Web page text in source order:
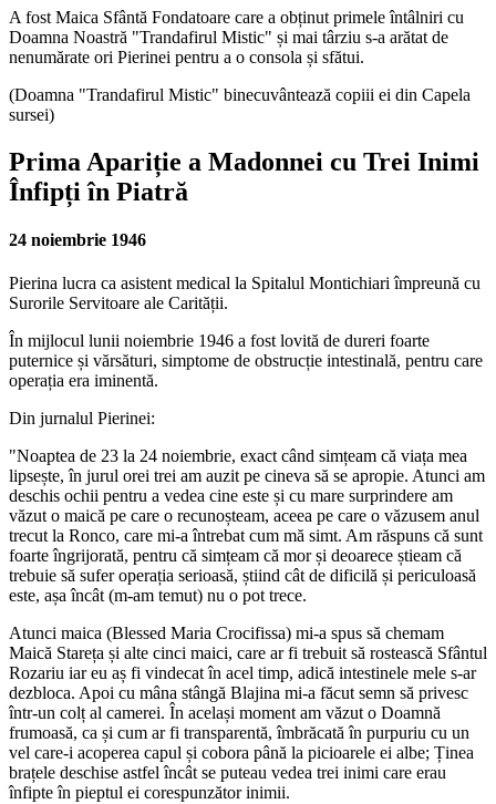
A fost Maica Sfântă Fondatoare care a obținut primele întâlniri cu
Doamna Noastră "Trandafirul Mistic" și mai târziu s-a arătat de
nenumărate ori Pierinei pentru a o consola și sfătui.
(Doamna "Trandafirul Mistic" binecuvântează copiii ei din Capela
sursei)
Prima Apariție a Madonnei cu Trei Inimi
Înfipți în Piatră
24 noiembrie 1946
Pierina lucra ca asistent medical la Spitalul Montichiari împreună cu
Surorile Servitoare ale Carității.
În mijlocul lunii noiembrie 1946 a fost lovită de dureri foarte
puternice și vărsături, simptome de obstrucție intestinală, pentru care
operația era iminentă.
Din jurnalul Pierinei:
"Noaptea de 23 la 24 noiembrie, exact când simțeam că viața mea
lipsește, în jurul orei trei am auzit pe cineva să se apropie. Atunci am
deschis ochii pentru a vedea cine este și cu mare surprindere am
văzut o maică pe care o recunoșteam, aceea pe care o văzusem anul
trecut la Ronco, care mi-a întrebat cum mă simt. Am răspuns că sunt
foarte îngrijorată, pentru că simțeam că mor și deoarece știeam că
trebuie să sufer operația serioasă, știind cât de dificilă și periculoasă
este, așa încât (m-am temut) nu o pot trece.
Atunci maica (Blessed Maria Crocifissa) mi-a spus să chemam
Maică Stareța și alte cinci maici, care ar fi trebuit să rostească Sfântul
Rozariu iar eu aș fi vindecat în acel timp, adică intestinele mele s-ar
dezbloca. Apoi cu mâna stângă Blajina mi-a făcut semn să privesc
într-un colț al camerei. În același moment am văzut o Doamnă
frumoasă, ca și cum ar fi transparentă, îmbrăcată în purpuriu cu un
vel care-i acoperea capul și cobora până la picioarele ei albe; Ținea
brațele deschise astfel încât se puteau vedea trei inimi care erau
înfipte în pieptul ei corespunzător inimii.